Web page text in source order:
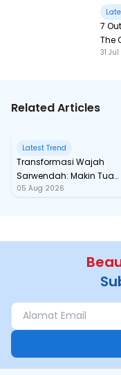
7
The
31
Related Articles
Latest Trend
Transformasi Wajah
Sarwendah: Makin Tua
Semakin Glowing
05 Aug 2026